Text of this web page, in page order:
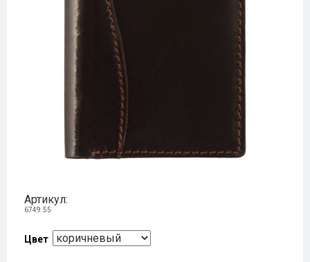
Артикул:
6749.55
Цвет